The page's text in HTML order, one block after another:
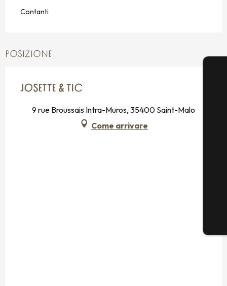
Contanti
POSIZIONE
JOSETTE & TIC
9 rue Broussais Intra-Muros, 35400 Saint-Malo
Come arrivare